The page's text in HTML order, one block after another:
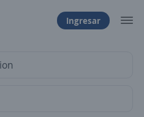
Ingresar